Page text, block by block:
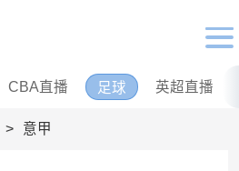
CBA直播 足球 英超直播
意甲